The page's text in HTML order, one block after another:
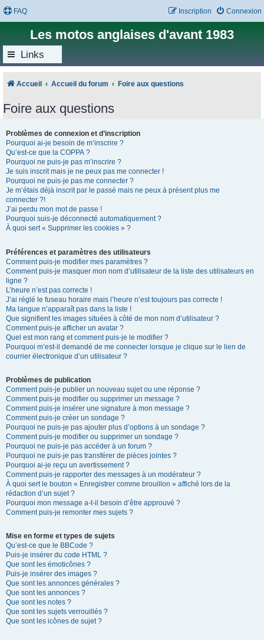
FAQ Connexion
Inscription
Les motos anglaises d'avant 1983
Links
Accueil Accueil du forum Foire aux questions
Foire aux questions
Problèmes de connexion et d’inscription
Pourquoi ai-je besoin de m’inscrire ?
Qu’est-ce que la COPPA ?
Pourquoi ne puis-je pas m’inscrire ?
Je suis inscrit mais je ne peux pas me connecter !
Pourquoi ne puis-je pas me connecter ?
Je m’étais déjà inscrit par le passé mais ne peux à présent plus me
connecter ?!
J’ai perdu mon mot de passe !
Pourquoi suis-je déconnecté automatiquement ?
À quoi sert « Supprimer les cookies » ?
Préférences et paramètres des utilisateurs
Comment puis-je modifier mes paramètres ?
Comment puis-je masquer mon nom d’utilisateur de la liste des utilisateurs en
ligne ?
L’heure n’est pas correcte !
J’ai réglé le fuseau horaire mais l’heure n’est toujours pas correcte !
Ma langue n’apparaît pas dans la liste !
Que signifient les images situées à côté de mon nom d’utilisateur ?
Comment puis-je afficher un avatar ?
Quel est mon rang et comment puis-je le modifier ?
Pourquoi m’est-il demandé de me connecter lorsque je clique sur le lien de
courrier électronique d’un utilisateur ?
Problèmes de publication
Comment puis-je publier un nouveau sujet ou une réponse ?
Comment puis-je modifier ou supprimer un message ?
Comment puis-je insérer une signature à mon message ?
Comment puis-je créer un sondage ?
Pourquoi ne puis-je pas ajouter plus d’options à un sondage ?
Comment puis-je modifier ou supprimer un sondage ?
Pourquoi ne puis-je pas accéder à un forum ?
Pourquoi ne puis-je pas transférer de pièces jointes ?
Pourquoi ai-je reçu un avertissement ?
Comment puis-je rapporter des messages à un modérateur ?
À quoi sert le bouton « Enregistrer comme brouillon » affiché lors de la
rédaction d’un sujet ?
Pourquoi mon message a-t-il besoin d’être approuvé ?
Comment puis-je remonter mes sujets ?
Mise en forme et types de sujets
Qu’est-ce que le BBCode ?
Puis-je insérer du code HTML ?
Que sont les émoticônes ?
Puis-je insérer des images ?
Que sont les annonces générales ?
Que sont les annonces ?
Que sont les notes ?
Que sont les sujets verrouillés ?
Que sont les icônes de sujet ?